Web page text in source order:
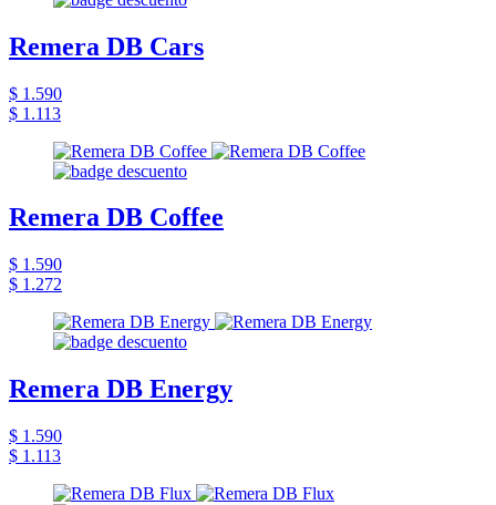
Remera DB Cars
$ 1.590
$ 1.113
Remera DB Coffee
$ 1.590
$ 1.272
Remera DB Energy
$ 1.590
$ 1.113